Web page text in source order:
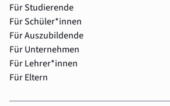
Für Studierende
Für Schüler*innen
Für Auszubildende
Für Unternehmen
Für Lehrer*innen
Für Eltern